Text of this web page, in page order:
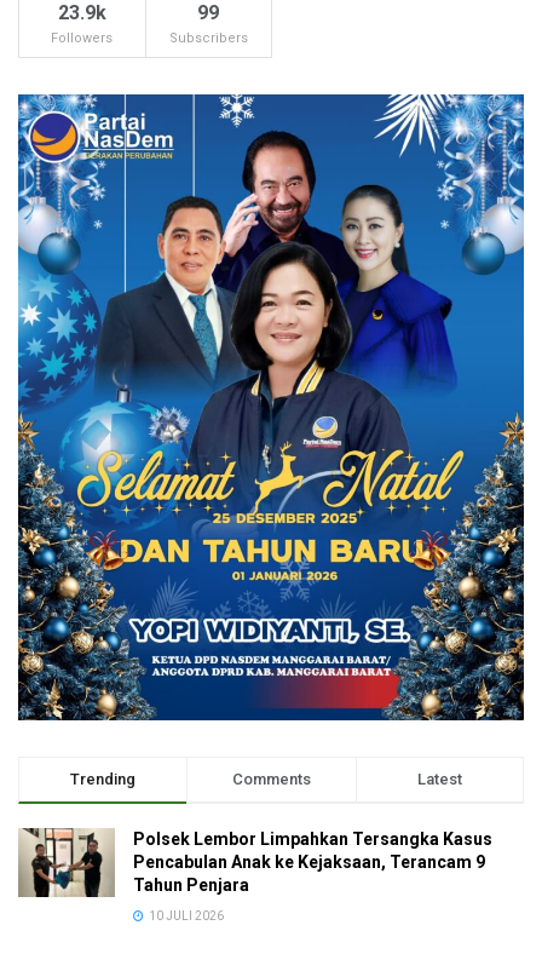
23.9k
Followers
99
Subscribers
Trending Comments Latest
Polsek Lembor Limpahkan Tersangka Kasus
Pencabulan Anak ke Kejaksaan, Terancam 9
Tahun Penjara
10 JULI 2026